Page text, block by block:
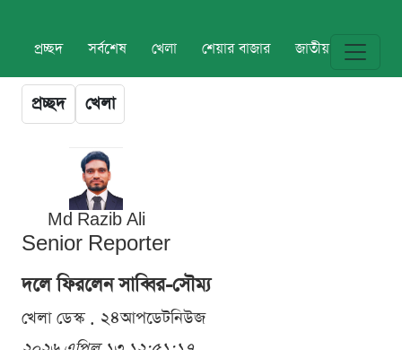
প্রচ্ছদ সর্বশেষ খেলা শেয়ার বাজার জাতীয় বিশ্ব
প্রচ্ছদ খেলা
Md Razib Ali
Senior Reporter
দলে ফিরলেন সাব্বির-সৌম্য
খেলা ডেস্ক . ২৪আপডেটনিউজ